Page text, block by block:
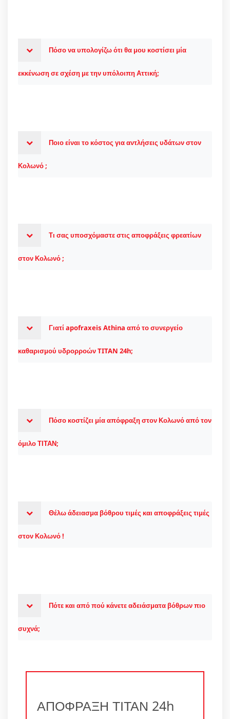
Πόσο να υπολογίζω ότι θα μου κοστίσει μία
εκκένωση σε σχέση με την υπόλοιπη Αττική;
Ποιο είναι το κόστος για αντλήσεις υδάτων στον
Κολωνό ;
Τι σας υποσχόμαστε στις αποφράξεις φρεατίων
στον Κολωνό ;
Γιατί apofraxeis Athina από το συνεργείο
καθαρισμού υδρορροών TITAN 24h;
Πόσο κοστίζει μία απόφραξη στον Κολωνό από τον
όμιλο ΤΙΤΑΝ;
Θέλω άδειασμα βόθρου τιμές και αποφράξεις τιμές
στον Κολωνό !
Πότε και από πού κάνετε αδειάσματα βόθρων πιο
συχνά;
ΑΠΟΦΡΑΞΗ ΤΙΤΑΝ 24h